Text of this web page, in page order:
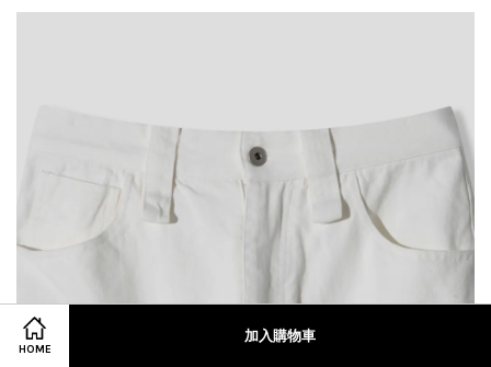
HOME
加入購物車